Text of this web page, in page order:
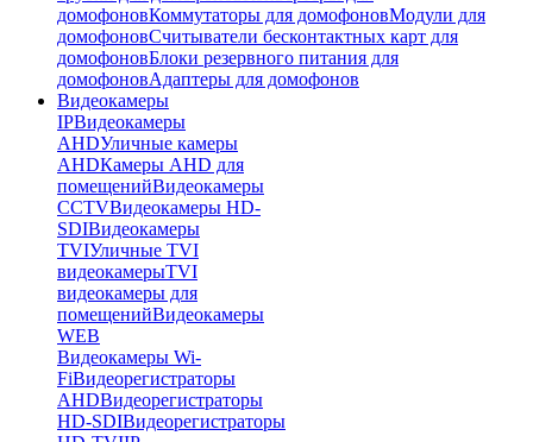
домофоновКоммутаторы для домофоновМодули для
домофоновСчитыватели бесконтактных карт для
домофоновБлоки резервного питания для
домофоновАдаптеры для домофонов
Видеокамеры
IPВидеокамеры
AHDУличные камеры
AHDКамеры AHD для
помещенийВидеокамеры
CCTVВидеокамеры HD-
SDIВидеокамеры
TVIУличные TVI
видеокамерыTVI
видеокамеры для
помещенийВидеокамеры
WEB
Видеокамеры Wi-
FiВидеорегистраторы
AHDВидеорегистраторы
HD-SDIВидеорегистраторы